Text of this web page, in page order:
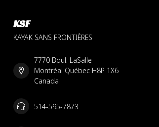
KSF
KAYAK SANS FRONTIÈRES
7770 Boul. LaSalle
Montréal Québec H8P 1X6
Canada
514-595-7873